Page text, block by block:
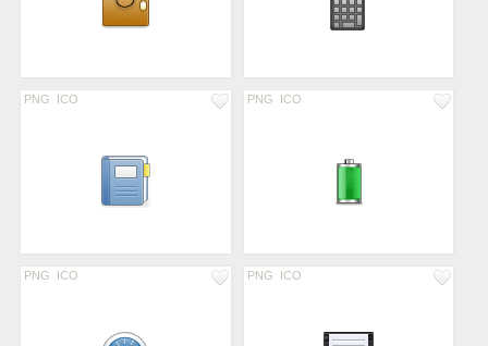
PNG ICO PNG ICO
PNG ICO PNG ICO